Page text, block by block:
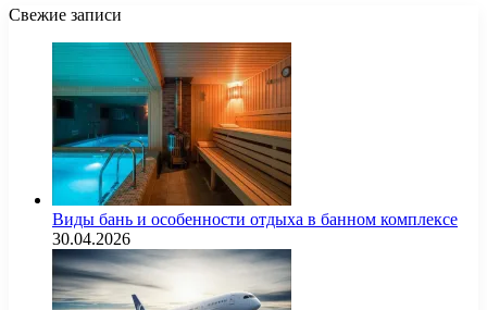
Свежие записи
Виды бань и особенности отдыха в банном комплексе
30.04.2026